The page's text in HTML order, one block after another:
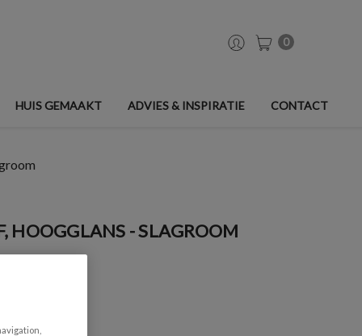
0
HUIS GEMAAKT ADVIES & INSPIRATIE CONTACT
HOOGGLANS - SLAGROOM